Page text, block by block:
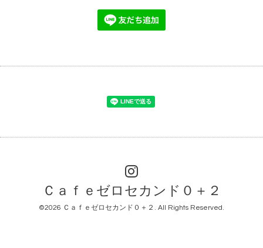
Ｃａｆｅゼロセカンド０＋２
©2026 Ｃａｆｅゼロセカンド０＋２ . All Rights Reserved.